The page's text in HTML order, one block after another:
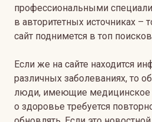
профессиональными
в авторитетных источниках –
сайт поднимется в топ
Если же на сайте находится
различных заболеваниях, то
люди, имеющие медицинское
о здоровье требуется